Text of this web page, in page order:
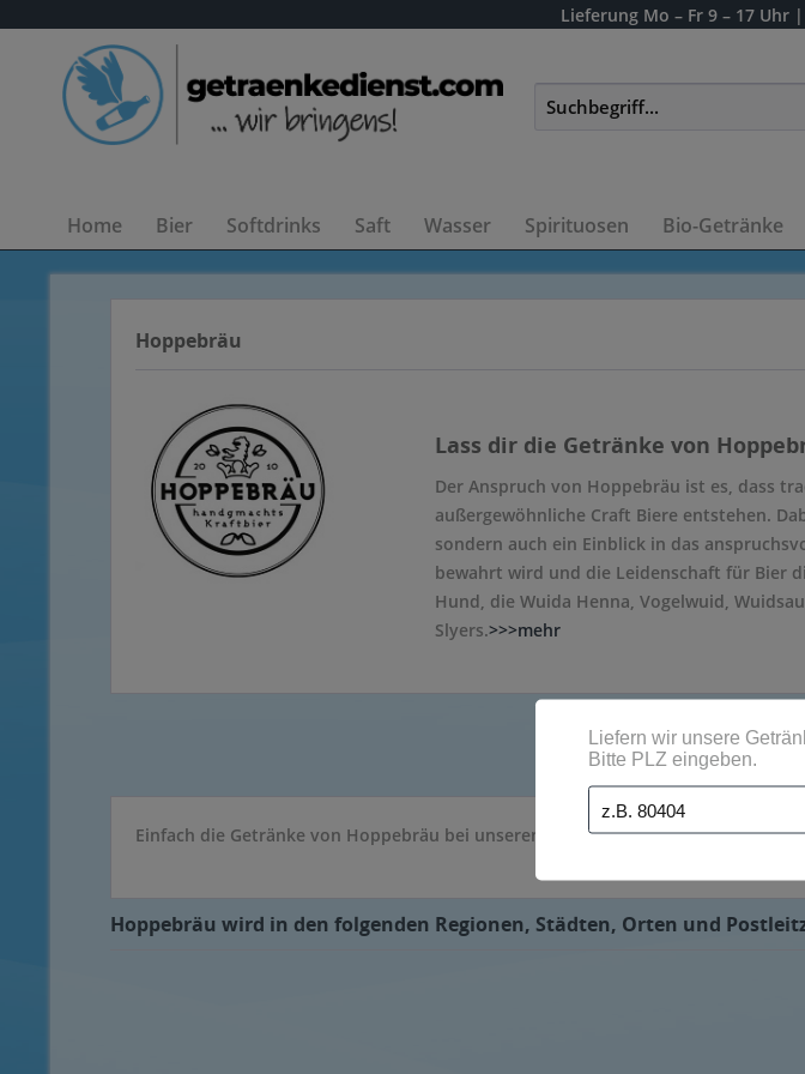
Lieferung Mo – Fr 9 – 17 Uhr
Home Bier Softdrinks Saft Wasser Spirituosen Bio-Getränke
Hoppebräu
Lass dir die Getränke von
Der Anspruch von Hoppebräu ist es, dass
außergewöhnliche Craft Biere entstehen.
sondern auch ein Einblick in das
bewahrt wird und die Leidenschaft für Bier
Hund, die Wuida Henna, Vogelwuid,
Slyers.>>>mehr
Einfach die Getränke von Hoppebräu bei unserem Getränkelieferservice von
Hoppebräu wird in den folgenden Regionen, Städten, Orten und